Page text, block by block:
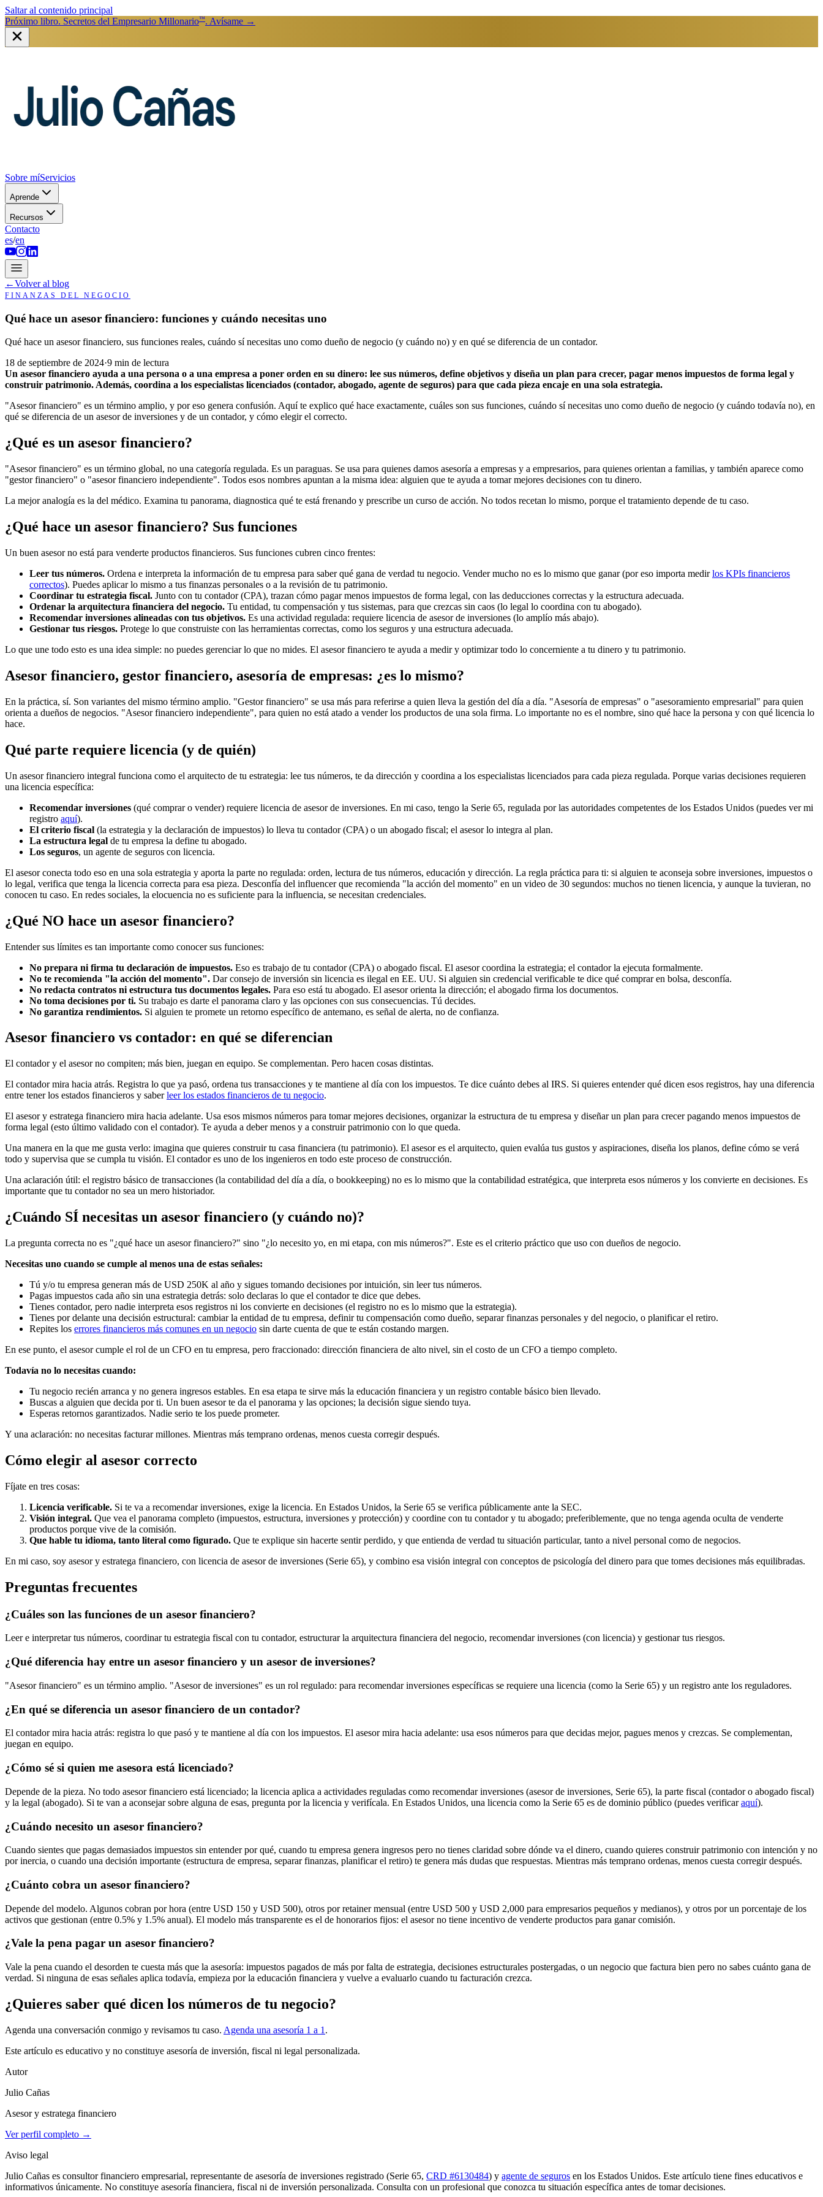
Saltar al contenido principal
Próximo libro. Secretos del Empresario Millonario™. Avísame →
Sobre míServicios
Aprende
Recursos
Contacto
es/en
←Volver al blog
FINANZAS DEL NEGOCIO
Qué hace un asesor financiero: funciones y cuándo necesitas uno
Qué hace un asesor financiero, sus funciones reales, cuándo sí necesitas uno como dueño de negocio (y cuándo no) y en qué se diferencia de un contador.
18 de septiembre de 2024·9 min de lectura
Un asesor financiero ayuda a una persona o a una empresa a poner orden en su dinero: lee sus números, define objetivos y diseña un plan para crecer, pagar menos impuestos de forma legal y
construir patrimonio. Además, coordina a los especialistas licenciados (contador, abogado, agente de seguros) para que cada pieza encaje en una sola estrategia.
"Asesor financiero" es un término amplio, y por eso genera confusión. Aquí te explico qué hace exactamente, cuáles son sus funciones, cuándo sí necesitas uno como dueño de negocio (y cuándo todavía no), en
qué se diferencia de un asesor de inversiones y de un contador, y cómo elegir el correcto.
¿Qué es un asesor financiero?
"Asesor financiero" es un término global, no una categoría regulada. Es un paraguas. Se usa para quienes damos asesoría a empresas y a empresarios, para quienes orientan a familias, y también aparece como
"gestor financiero" o "asesor financiero independiente". Todos esos nombres apuntan a la misma idea: alguien que te ayuda a tomar mejores decisiones con tu dinero.
La mejor analogía es la del médico. Examina tu panorama, diagnostica qué te está frenando y prescribe un curso de acción. No todos recetan lo mismo, porque el tratamiento depende de tu caso.
¿Qué hace un asesor financiero? Sus funciones
Un buen asesor no está para venderte productos financieros. Sus funciones cubren cinco frentes:
Leer tus números. Ordena e interpreta la información de tu empresa para saber qué gana de verdad tu negocio. Vender mucho no es lo mismo que ganar (por eso importa medirlos KPIs financieros
correctos). Puedes aplicar lo mismo a tus finanzas personales o a la revisión de tu patrimonio.
Coordinar tu estrategia fiscal. Junto con tu contador (CPA), trazan cómo pagar menos impuestos de forma legal, con las deducciones correctas y la estructura adecuada.
Ordenar la arquitectura financiera del negocio. Tu entidad, tu compensación y tus sistemas, para que crezcas sin caos (lo legal lo coordina con tu abogado).
Recomendar inversiones alineadas con tus objetivos. Es una actividad regulada: requiere licencia de asesor de inversiones (lo amplío más abajo).
Gestionar tus riesgos. Protege lo que construiste con las herramientas correctas, como los seguros y una estructura adecuada.
Lo que une todo esto es una idea simple: no puedes gerenciar lo que no mides. El asesor financiero te ayuda a medir y optimizar todo lo concerniente a tu dinero y tu patrimonio.
Asesor financiero, gestor financiero, asesoría de empresas: ¿es lo mismo?
En la práctica, sí. Son variantes del mismo término amplio. "Gestor financiero" se usa más para referirse a quien lleva la gestión del día a día. "Asesoría de empresas" o "asesoramiento empresarial" para quien
orienta a dueños de negocios. "Asesor financiero independiente", para quien no está atado a vender los productos de una sola firma. Lo importante no es el nombre, sino qué hace la persona y con qué licencia lo
hace.
Qué parte requiere licencia (y de quién)
Un asesor financiero integral funciona como el arquitecto de tu estrategia: lee tus números, te da dirección y coordina a los especialistas licenciados para cada pieza regulada. Porque varias decisiones requieren
una licencia específica:
Recomendar inversiones (qué comprar o vender) requiere licencia de asesor de inversiones. En mi caso, tengo la Serie 65, regulada por las autoridades competentes de los Estados Unidos (puedes ver mi
registro aquí).
El criterio fiscal (la estrategia y la declaración de impuestos) lo lleva tu contador (CPA) o un abogado fiscal; el asesor lo integra al plan.
La estructura legal de tu empresa la define tu abogado.
Los seguros, un agente de seguros con licencia.
El asesor conecta todo eso en una sola estrategia y aporta la parte no regulada: orden, lectura de tus números, educación y dirección. La regla práctica para ti: si alguien te aconseja sobre inversiones, impuestos o
lo legal, verifica que tenga la licencia correcta para esa pieza. Desconfía del influencer que recomienda "la acción del momento" en un video de 30 segundos: muchos no tienen licencia, y aunque la tuvieran, no
conocen tu caso. En redes sociales, la elocuencia no es suficiente para la influencia, se necesitan credenciales.
¿Qué NO hace un asesor financiero?
Entender sus límites es tan importante como conocer sus funciones:
No prepara ni firma tu declaración de impuestos. Eso es trabajo de tu contador (CPA) o abogado fiscal. El asesor coordina la estrategia; el contador la ejecuta formalmente.
No te recomienda "la acción del momento". Dar consejo de inversión sin licencia es ilegal en EE. UU. Si alguien sin credencial verificable te dice qué comprar en bolsa, desconfía.
No redacta contratos ni estructura tus documentos legales. Para eso está tu abogado. El asesor orienta la dirección; el abogado firma los documentos.
No toma decisiones por ti. Su trabajo es darte el panorama claro y las opciones con sus consecuencias. Tú decides.
No garantiza rendimientos. Si alguien te promete un retorno específico de antemano, es señal de alerta, no de confianza.
Asesor financiero vs contador: en qué se diferencian
El contador y el asesor no compiten; más bien, juegan en equipo. Se complementan. Pero hacen cosas distintas.
El contador mira hacia atrás. Registra lo que ya pasó, ordena tus transacciones y te mantiene al día con los impuestos. Te dice cuánto debes al IRS. Si quieres entender qué dicen esos registros, hay una diferencia
entre tener los estados financieros y saberleer los estados financieros de tu negocio.
El asesor y estratega financiero mira hacia adelante. Usa esos mismos números para tomar mejores decisiones, organizar la estructura de tu empresa y diseñar un plan para crecer pagando menos impuestos de
forma legal (esto último validado con el contador). Te ayuda a deber menos y a construir patrimonio con lo que queda.
Una manera en la que me gusta verlo: imagina que quieres construir tu casa financiera (tu patrimonio). El asesor es el arquitecto, quien evalúa tus gustos y aspiraciones, diseña los planos, define cómo se verá
todo y supervisa que se cumpla tu visión. El contador es uno de los ingenieros en todo este proceso de construcción.
Una aclaración útil: el registro básico de transacciones (la contabilidad del día a día, o bookkeeping) no es lo mismo que la contabilidad estratégica, que interpreta esos números y los convierte en decisiones. Es
importante que tu contador no sea un mero historiador.
¿Cuándo SÍ necesitas un asesor financiero (y cuándo no)?
La pregunta correcta no es "¿qué hace un asesor financiero?" sino "¿lo necesito yo, en mi etapa, con mis números?". Este es el criterio práctico que uso con dueños de negocio.
Necesitas uno cuando se cumple al menos una de estas señales:
Tú y/o tu empresa generan más de USD 250K al año y sigues tomando decisiones por intuición, sin leer tus números.
Pagas impuestos cada año sin una estrategia detrás: solo declaras lo que el contador te dice que debes.
Tienes contador, pero nadie interpreta esos registros ni los convierte en decisiones (el registro no es lo mismo que la estrategia).
Tienes por delante una decisión estructural: cambiar la entidad de tu empresa, definir tu compensación como dueño, separar finanzas personales y del negocio, o planificar el retiro.
Repites los errores financieros más comunes en un negocio sin darte cuenta de que te están costando margen.
En ese punto, el asesor cumple el rol de un CFO en tu empresa, pero fraccionado: dirección financiera de alto nivel, sin el costo de un CFO a tiempo completo.
Todavía no lo necesitas cuando:
Tu negocio recién arranca y no genera ingresos estables. En esa etapa te sirve más la educación financiera y un registro contable básico bien llevado.
Buscas a alguien que decida por ti. Un buen asesor te da el panorama y las opciones; la decisión sigue siendo tuya.
Esperas retornos garantizados. Nadie serio te los puede prometer.
Y una aclaración: no necesitas facturar millones. Mientras más temprano ordenas, menos cuesta corregir después.
Cómo elegir al asesor correcto
Fíjate en tres cosas:
Licencia verificable. Si te va a recomendar inversiones, exige la licencia. En Estados Unidos, la Serie 65 se verifica públicamente ante la SEC.
Visión integral. Que vea el panorama completo (impuestos, estructura, inversiones y protección) y coordine con tu contador y tu abogado; preferiblemente, que no tenga agenda oculta de venderte
productos porque vive de la comisión.
Que hable tu idioma, tanto literal como figurado. Que te explique sin hacerte sentir perdido, y que entienda de verdad tu situación particular, tanto a nivel personal como de negocios.
En mi caso, soy asesor y estratega financiero, con licencia de asesor de inversiones (Serie 65), y combino esa visión integral con conceptos de psicología del dinero para que tomes decisiones más equilibradas.
Preguntas frecuentes
¿Cuáles son las funciones de un asesor financiero?
Leer e interpretar tus números, coordinar tu estrategia fiscal con tu contador, estructurar la arquitectura financiera del negocio, recomendar inversiones (con licencia) y gestionar tus riesgos.
¿Qué diferencia hay entre un asesor financiero y un asesor de inversiones?
"Asesor financiero" es un término amplio. "Asesor de inversiones" es un rol regulado: para recomendar inversiones específicas se requiere una licencia (como la Serie 65) y un registro ante los reguladores.
¿En qué se diferencia un asesor financiero de un contador?
El contador mira hacia atrás: registra lo que pasó y te mantiene al día con los impuestos. El asesor mira hacia adelante: usa esos números para que decidas mejor, pagues menos y crezcas. Se complementan,
juegan en equipo.
¿Cómo sé si quien me asesora está licenciado?
Depende de la pieza. No todo asesor financiero está licenciado; la licencia aplica a actividades reguladas como recomendar inversiones (asesor de inversiones, Serie 65), la parte fiscal (contador o abogado fiscal)
y la legal (abogado). Si te van a aconsejar sobre alguna de esas, pregunta por la licencia y verifícala. En Estados Unidos, una licencia como la Serie 65 es de dominio público (puedes verificaraquí).
¿Cuándo necesito un asesor financiero?
Cuando sientes que pagas demasiados impuestos sin entender por qué, cuando tu empresa genera ingresos pero no tienes claridad sobre dónde va el dinero, cuando quieres construir patrimonio con intención y no
por inercia, o cuando una decisión importante (estructura de empresa, separar finanzas, planificar el retiro) te genera más dudas que respuestas. Mientras más temprano ordenas, menos cuesta corregir después.
¿Cuánto cobra un asesor financiero?
Depende del modelo. Algunos cobran por hora (entre USD 150 y USD 500), otros por retainer mensual (entre USD 500 y USD 2,000 para empresarios pequeños y medianos), y otros por un porcentaje de los
activos que gestionan (entre 0.5% y 1.5% anual). El modelo más transparente es el de honorarios fijos: el asesor no tiene incentivo de venderte productos para ganar comisión.
¿Vale la pena pagar un asesor financiero?
Vale la pena cuando el desorden te cuesta más que la asesoría: impuestos pagados de más por falta de estrategia, decisiones estructurales postergadas, o un negocio que factura bien pero no sabes cuánto gana de
verdad. Si ninguna de esas señales aplica todavía, empieza por la educación financiera y vuelve a evaluarlo cuando tu facturación crezca.
¿Quieres saber qué dicen los números de tu negocio?
Agenda una conversación conmigo y revisamos tu caso. Agenda una asesoría 1 a 1 .
Este artículo es educativo y no constituye asesoría de inversión, fiscal ni legal personalizada.
Autor
Julio Cañas
Asesor y estratega financiero
Ver perfil completo →
Aviso legal
Julio Cañas es consultor financiero empresarial, representante de asesoría de inversiones registrado (Serie 65, CRD #6130484) y agente de seguros en los Estados Unidos. Este artículo tiene fines educativos e
informativos únicamente. No constituye asesoría financiera, fiscal ni de inversión personalizada. Consulta con un profesional que conozca tu situación específica antes de tomar decisiones.